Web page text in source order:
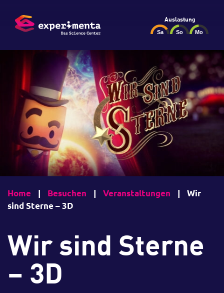
Auslastung
Home | Besuchen | Veranstaltungen |
Wir
sind Sterne – 3D
Wir sind Sterne
– 3D